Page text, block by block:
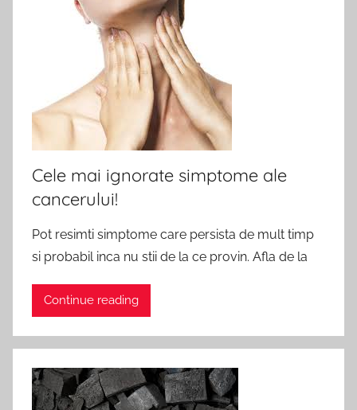
Cele mai ignorate simptome ale
cancerului!
Pot resimti simptome care persista de mult timp
si probabil inca nu stii de la ce provin. Afla de la
Continue reading